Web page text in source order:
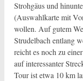
Strohgäus und
(Auswahlkarte mit
wollen. Auf gutem
Strudelbach entlang
reicht es noch zu
auf interessanter
Tour ist etwa 10 km